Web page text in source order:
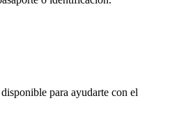
para ayudarte con el